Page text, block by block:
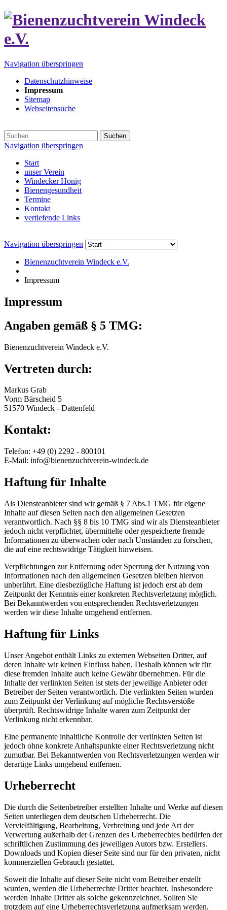
Navigation überspringen
Datenschutzhinweise
Impressum
Sitemap
Webseitensuche
Suchen
Navigation überspringen
Start
unser Verein
Windecker Honig
Bienengesundheit
Termine
Kontakt
vertiefende Links
Navigation überspringen
Bienenzuchtverein Windeck e.V.
Impressum
Impressum
Angaben gemäß § 5 TMG:
Bienenzuchtverein Windeck e.V.
Vertreten durch:
Markus Grab
Vorm Bärscheid 5
51570 Windeck - Dattenfeld
Kontakt:
Telefon: +49 (0) 2292 - 800101
E-Mail: info@bienenzuchtverein-windeck.de
Haftung für Inhalte
Als Diensteanbieter sind wir gemäß § 7 Abs.1 TMG für eigene
Inhalte auf diesen Seiten nach den allgemeinen Gesetzen
verantwortlich. Nach §§ 8 bis 10 TMG sind wir als Diensteanbieter
jedoch nicht verpflichtet, übermittelte oder gespeicherte fremde
Informationen zu überwachen oder nach Umständen zu forschen,
die auf eine rechtswidrige Tätigkeit hinweisen.
Verpflichtungen zur Entfernung oder Sperrung der Nutzung von
Informationen nach den allgemeinen Gesetzen bleiben hiervon
unberührt. Eine diesbezügliche Haftung ist jedoch erst ab dem
Zeitpunkt der Kenntnis einer konkreten Rechtsverletzung möglich.
Bei Bekanntwerden von entsprechenden Rechtsverletzungen
werden wir diese Inhalte umgehend entfernen.
Haftung für Links
Unser Angebot enthält Links zu externen Webseiten Dritter, auf
deren Inhalte wir keinen Einfluss haben. Deshalb können wir für
diese fremden Inhalte auch keine Gewähr übernehmen. Für die
Inhalte der verlinkten Seiten ist stets der jeweilige Anbieter oder
Betreiber der Seiten verantwortlich. Die verlinkten Seiten wurden
zum Zeitpunkt der Verlinkung auf mögliche Rechtsverstöße
überprüft. Rechtswidrige Inhalte waren zum Zeitpunkt der
Verlinkung nicht erkennbar.
Eine permanente inhaltliche Kontrolle der verlinkten Seiten ist
jedoch ohne konkrete Anhaltspunkte einer Rechtsverletzung nicht
zumutbar. Bei Bekanntwerden von Rechtsverletzungen werden wir
derartige Links umgehend entfernen.
Urheberrecht
Die durch die Seitenbetreiber erstellten Inhalte und Werke auf diesen
Seiten unterliegen dem deutschen Urheberrecht. Die
Vervielfältigung, Bearbeitung, Verbreitung und jede Art der
Verwertung außerhalb der Grenzen des Urheberrechtes bedürfen der
schriftlichen Zustimmung des jeweiligen Autors bzw. Erstellers.
Downloads und Kopien dieser Seite sind nur für den privaten, nicht
kommerziellen Gebrauch gestattet.
Soweit die Inhalte auf dieser Seite nicht vom Betreiber erstellt
wurden, werden die Urheberrechte Dritter beachtet. Insbesondere
werden Inhalte Dritter als solche gekennzeichnet. Sollten Sie
trotzdem auf eine Urheberrechtsverletzung aufmerksam werden,